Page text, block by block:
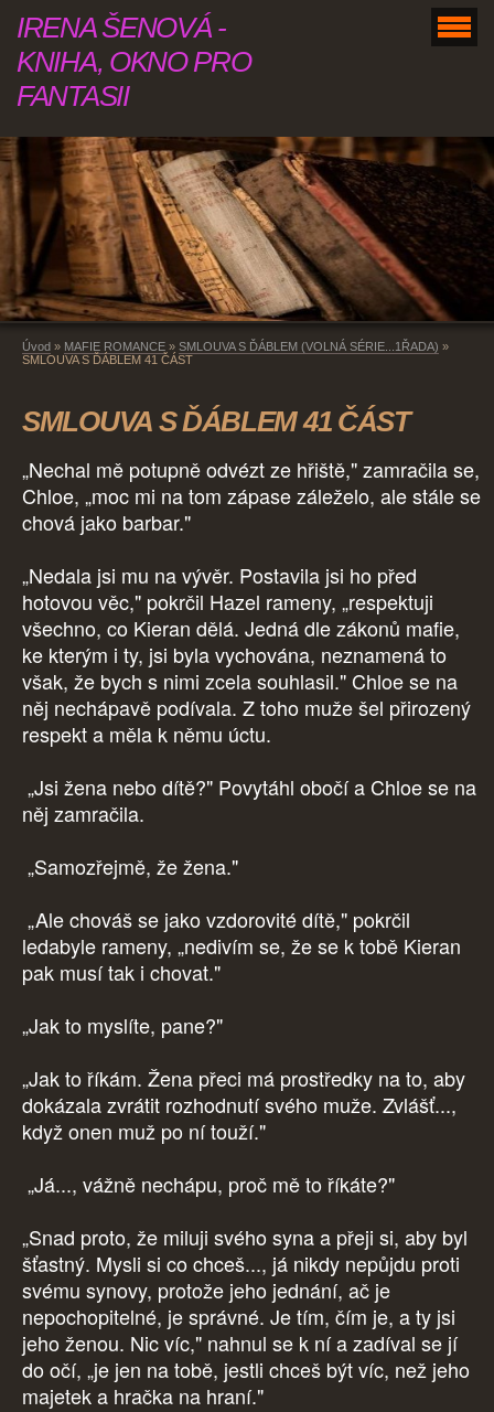
IRENA ŠENOVÁ -
KNIHA, OKNO PRO
FANTASII
Úvod » MAFIE ROMANCE » SMLOUVA S ĎÁBLEM (VOLNÁ SÉRIE...1ŘADA) »
SMLOUVA S ĎÁBLEM 41 ČÁST
SMLOUVA S ĎÁBLEM 41 ČÁST
„Nechal mě potupně odvézt ze hřiště," zamračila se,
Chloe, „moc mi na tom zápase záleželo, ale stále se
chová jako barbar."
„Nedala jsi mu na vývěr. Postavila jsi ho před
hotovou věc," pokrčil Hazel rameny, „respektuji
všechno, co Kieran dělá. Jedná dle zákonů mafie,
ke kterým i ty, jsi byla vychována, neznamená to
však, že bych s nimi zcela souhlasil." Chloe se na
něj nechápavě podívala. Z toho muže šel přirozený
respekt a měla k němu úctu.
„Jsi žena nebo dítě?" Povytáhl obočí a Chloe se na
něj zamračila.
„Samozřejmě, že žena."
„Ale chováš se jako vzdorovité dítě," pokrčil
ledabyle rameny, „nedivím se, že se k tobě Kieran
pak musí tak i chovat."
„Jak to myslíte, pane?"
„Jak to říkám. Žena přeci má prostředky na to, aby
dokázala zvrátit rozhodnutí svého muže. Zvlášť...,
když onen muž po ní touží."
„Já..., vážně nechápu, proč mě to říkáte?"
„Snad proto, že miluji svého syna a přeji si, aby byl
šťastný. Mysli si co chceš..., já nikdy nepůjdu proti
svému synovy, protože jeho jednání, ač je
nepochopitelné, je správné. Je tím, čím je, a ty jsi
jeho ženou. Nic víc," nahnul se k ní a zadíval se jí
do očí, „je jen na tobě, jestli chceš být víc, než jeho
majetek a hračka na hraní."